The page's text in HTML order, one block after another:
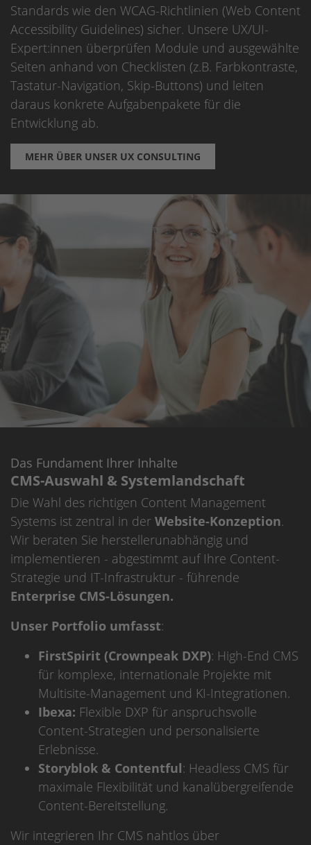
Standards wie den WCAG-Richtlinien (Web Content
Accessibility Guidelines) sicher. Unsere UX/UI-
Expert:innen überprüfen Module und ausgewählte
Seiten anhand von Checklisten (z.B. Farbkontraste,
Tastatur-Navigation, Skip-Buttons) und leiten
daraus konkrete Aufgabenpakete für die
Entwicklung ab.
MEHR ÜBER UNSER UX CONSULTING
Das Fundament Ihrer Inhalte
CMS-Auswahl & Systemlandschaft
Die Wahl des richtigen Content Management
Systems ist zentral in der Website-Konzeption.
Wir beraten Sie herstellerunabhängig und
implementieren - abgestimmt auf Ihre Content-
Strategie und IT-Infrastruktur - führende
Enterprise CMS-Lösungen.
Unser Portfolio umfasst:
FirstSpirit (Crownpeak DXP): High-End CMS
für komplexe, internationale Projekte mit
Multisite-Management und KI-Integrationen.
Ibexa: Flexible DXP für anspruchsvolle
Content-Strategien und personalisierte
Erlebnisse.
Storyblok & Contentful: Headless CMS für
maximale Flexibilität und kanalübergreifende
Content-Bereitstellung.
Wir integrieren Ihr CMS nahtlos über